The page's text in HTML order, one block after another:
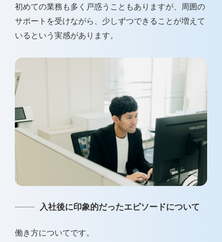
初めての業務も多く戸惑うこともありますが、周囲の
サポートを受けながら、少しずつできることが増えて
いるという実感があります。
入社後に印象的だったエピソードについて
働き方についてです。